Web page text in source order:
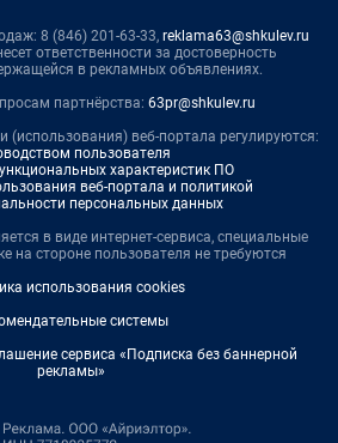
8 (846) 201-63-33, reklama63@shkulev.ru
ответственности за достоверность
в рекламных объявлениях.
партнёрства: 63pr@shkulev.ru
(использования) веб-портала регулируются:
пользователя
характеристик ПО
веб-портала и политикой
персональных данных
в виде интернет-сервиса, специальные
на стороне пользователя не требуются
использования cookies
системы
сервиса «Подписка без баннерной
рекламы»